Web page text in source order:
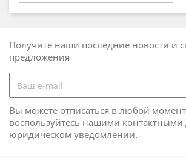
Получите наши последние новости и
предложения
Вы можете отписаться в любой
воспользуйтесь нашими
юридическом уведомлении.